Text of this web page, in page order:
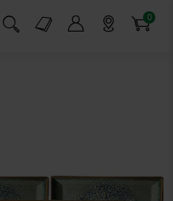
Suchfeld einblenden
Markt-Angebote 0
Artikel